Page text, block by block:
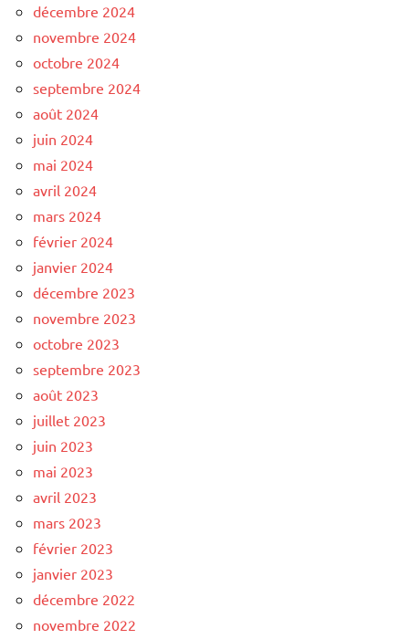
décembre 2024
novembre 2024
octobre 2024
septembre 2024
août 2024
juin 2024
mai 2024
avril 2024
mars 2024
février 2024
janvier 2024
décembre 2023
novembre 2023
octobre 2023
septembre 2023
août 2023
juillet 2023
juin 2023
mai 2023
avril 2023
mars 2023
février 2023
janvier 2023
décembre 2022
novembre 2022